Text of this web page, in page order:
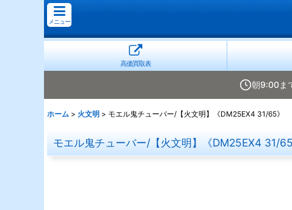
メニュー
高価買取表
朝9:00ま
ホーム > 火文明 > モエル鬼チューバー/【火文明】《DM25EX4 31/65》
モエル鬼チューバー/【火文明】《DM25EX4 31/65